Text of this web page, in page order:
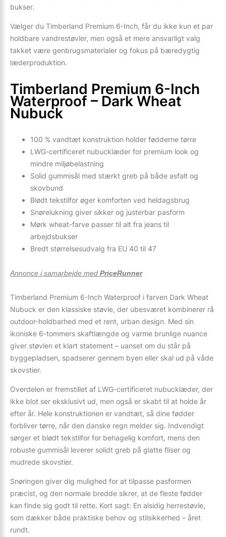
bukser.
Vælger du Timberland Premium 6-Inch, får du ikke kun et par
holdbare vandrestøvler, men også et mere ansvarligt valg
takket være genbrugsmaterialer og fokus på bæredygtig
læderproduktion.
Timberland Premium 6-Inch
Waterproof – Dark Wheat
Nubuck
100 % vandtæt konstruktion holder fødderne tørre
LWG-certificeret nubucklæder for premium look og
mindre miljøbelastning
Solid gummisål med stærkt greb på både asfalt og
skovbund
Blødt tekstilfor øger komforten ved heldagsbrug
Snørelukning giver sikker og justerbar pasform
Mørk wheat-farve passer til alt fra jeans til
arbejdsbukser
Bredt størrelsesudvalg fra EU 40 til 47
Annonce i samarbejde med PriceRunner
Timberland Premium 6-Inch Waterproof i farven Dark Wheat
Nubuck er den klassiske støvle, der ubesværet kombinerer rå
outdoor-holdbarhed med et rent, urban design. Med sin
ikoniske 6-tommers skaftlængde og varme brunlige nuance
giver støvlen et klart statement – uanset om du står på
byggepladsen, spadserer gennem byen eller skal ud på våde
skovstier.
Overdelen er fremstillet af LWG-certificeret nubucklæder, der
ikke blot ser eksklusivt ud, men også er skabt til at holde år
efter år. Hele konstruktionen er vandtæt, så dine fødder
forbliver tørre, når den danske regn melder sig. Indvendigt
sørger et blødt tekstilfor for behagelig komfort, mens den
robuste gummisål leverer solidt greb på glatte fliser og
mudrede skovstier.
Snøringen giver dig mulighed for at tilpasse pasformen
præcist, og den normale bredde sikrer, at de fleste fødder
kan finde sig godt til rette. Kort sagt: En alsidig herrestøvle,
som dækker både praktiske behov og stilsikkerhed – året
rundt.